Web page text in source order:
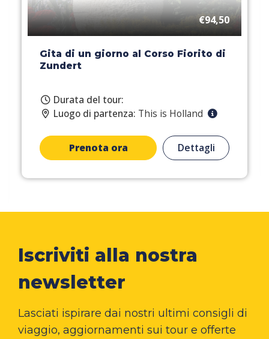
€94,50
Gita di un giorno al Corso Fiorito di
Zundert
Durata del tour:
Luogo di partenza: This is Holland
Prenota ora Dettagli
Iscriviti alla nostra
newsletter
Lasciati ispirare dai nostri ultimi consigli di
viaggio, aggiornamenti sui tour e offerte